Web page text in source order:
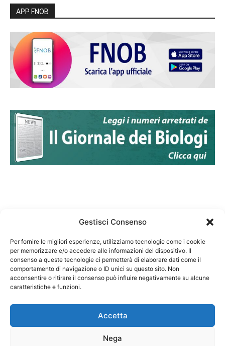
Gestisci Consenso
Per fornire le migliori esperienze, utilizziamo tecnologie come i cookie
per memorizzare e/o accedere alle informazioni del dispositivo. Il
consenso a queste tecnologie ci permetterà di elaborare dati come il
comportamento di navigazione o ID unici su questo sito. Non
acconsentire o ritirare il consenso può influire negativamente su alcune
caratteristiche e funzioni.
Accetta
Nega
APP FNOB
Federazione Nazionale Degli Ordini dei Biologi:
codice fiscale 80069130583
Responsabile sito internet www.fnob.it: